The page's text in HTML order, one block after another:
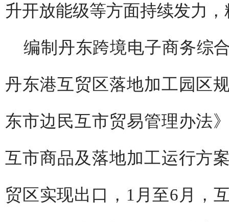
升开放能级等方面持续发力
编制丹东跨境电子商务综
丹东港互贸区落地加工园区
东市边民互市贸易管理办法
互市商品及落地加工运行方
贸区实现出口，1月至6月，